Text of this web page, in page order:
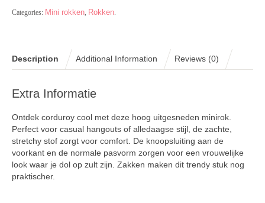
Categories: Mini rokken, Rokken.
Description Additional Information Reviews (0)
Extra Informatie
Ontdek corduroy cool met deze hoog uitgesneden minirok.
Perfect voor casual hangouts of alledaagse stijl, de zachte,
stretchy stof zorgt voor comfort. De knoopsluiting aan de
voorkant en de normale pasvorm zorgen voor een vrouwelijke
look waar je dol op zult zijn. Zakken maken dit trendy stuk nog
praktischer.